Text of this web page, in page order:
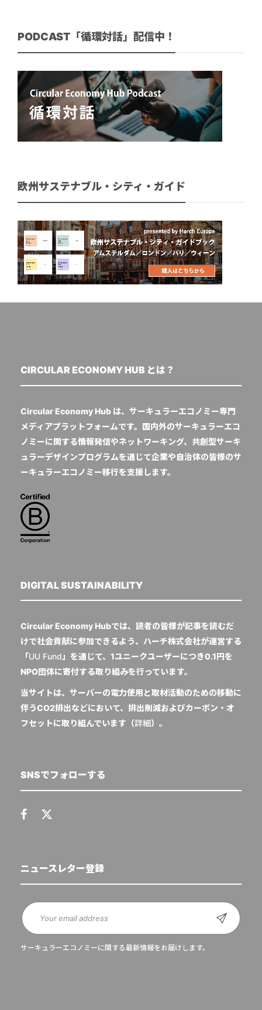
PODCAST「循環対話」配信中！
欧州サステナブル・シティ・ガイド
CIRCULAR ECONOMY HUB とは？
Circular Economy Hub は、サーキュラーエコノミー専門
メディアプラットフォームです。国内外のサーキュラーエコ
ノミーに関する情報発信やネットワーキング、共創型サーキ
ュラーデザインプログラムを通じて企業や自治体の皆様のサ
ーキュラーエコノミー移行を支援します。
DIGITAL SUSTAINABILITY
Circular Economy Hubでは、読者の皆様が記事を読むだ
けで社会貢献に参加できるよう、ハーチ株式会社が運営する
「UU Fund 」を通じて、1ユニークユーザーにつき0.1円を
NPO団体に寄付する取り組みを行っています。
当サイトは、サーバーの電力使用と取材活動のための移動に
伴うCO2排出などにおいて、排出削減およびカーボン・オ
フセットに取り組んでいます（詳細）。
SNSでフォローする
ニュースレター登録
サーキュラーエコノミーに関する最新情報をお届けします。